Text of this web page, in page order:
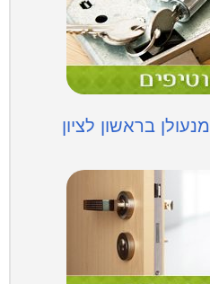
מנעולן בראשון לציון